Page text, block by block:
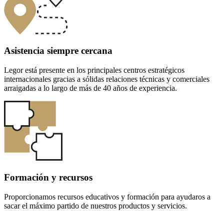
Asistencia siempre cercana
Legor está presente en los principales centros estratégicos
internacionales gracias a sólidas relaciones técnicas y comerciales
arraigadas a lo largo de más de 40 años de experiencia.
Formación y recursos
Proporcionamos recursos educativos y formación para ayudaros a
sacar el máximo partido de nuestros productos y servicios.